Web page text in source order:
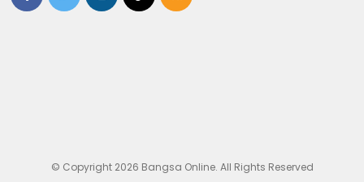
© Copyright 2026 Bangsa Online. All Rights Reserved